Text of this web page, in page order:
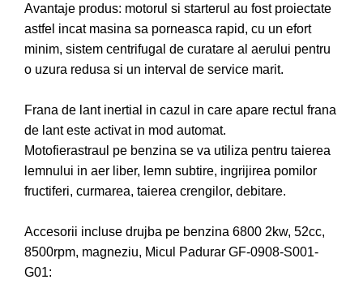
Accesorii motocositoare
Accesorii pentru masini de tuns
gazon
Masini de tuns iarba/gazon
Mobilier pentru gradina
Mori de macinat cereale
Pompe de apa
Motopompe
Furtunuri
Hidrofoare
Pompe de apa de suprafata
Pistoale de lipit
Avantaje produs: motorul si starterul au fost proiectate
astfel incat masina sa porneasca rapid, cu un efort
minim, sistem centrifugal de curatare al aerului pentru
o uzura redusa si un interval de service marit.
Frana de lant inertial in cazul in care apare rectul frana
de lant este activat in mod automat.
Motofierastraul pe benzina se va utiliza pentru taierea
lemnului in aer liber, lemn subtire, ingrijirea pomilor
fructiferi, curmarea, taierea crengilor, debitare.
Accesorii incluse drujba pe benzina 6800 2kw, 52cc,
8500rpm, magneziu, Micul Padurar GF-0908-S001-
G01: